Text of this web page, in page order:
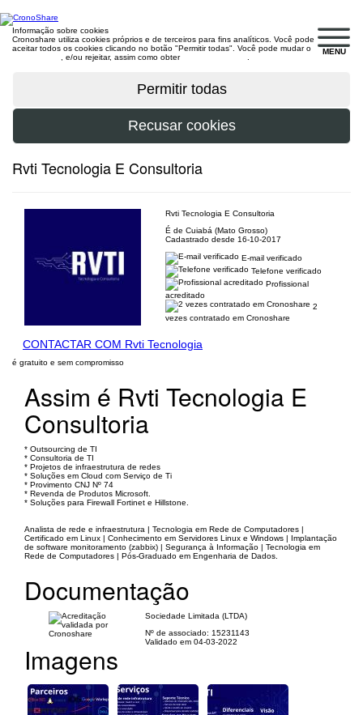
MENU
Informação sobre cookies
Cronoshare utiliza cookies próprios e de terceiros para fins analíticos. Você pode
aceitar todos os cookies clicando no botão "Permitir todas". Você pode mudar o
, e/ou rejeitar, assim como obter
Rvti Tecnologia E Consultoria
Rvti Tecnologia E Consultoria
É de Cuiabá (Mato Grosso)
Cadastrado desde 16-10-2017
E-mail verificado
Telefone verificado
Profissional
acreditado
2
vezes contratado em Cronoshare
CONTACTAR COM Rvti Tecnologia
é gratuito e sem compromisso
Assim é Rvti Tecnologia E
Consultoria
* Outsourcing de TI
* Consultoria de TI
* Projetos de infraestrutura de redes
* Soluções em Cloud com Serviço de Ti
* Provimento CNJ Nº 74
* Revenda de Produtos Microsoft.
* Soluções para Firewall Fortinet e Hillstone.
Analista de rede e infraestrutura | Tecnologia em Rede de Computadores |
Certificado em Linux | Conhecimento em Servidores Linux e Windows | Implantação
de software monitoramento (zabbix) | Segurança à Informação | Tecnologia em
Rede de Computadores | Pós-Graduado em Engenharia de Dados.
Documentação
Sociedade Limitada (LTDA)
Nº de associado: 15231143
Validado em 04-03-2022
Imagens